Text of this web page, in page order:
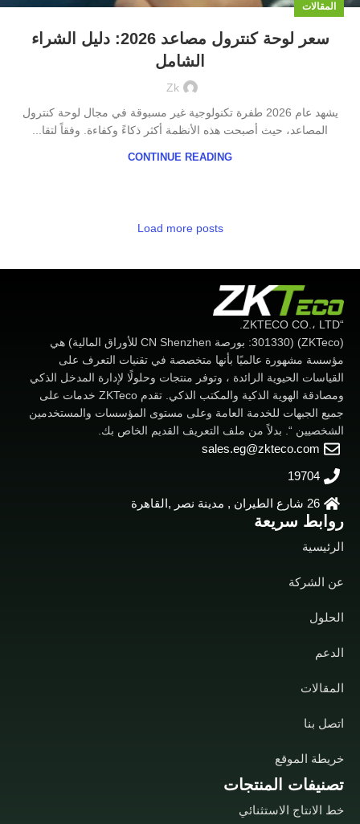
المقالات
سعر لوحة كنترول مصاعد 2026: دليل الشراء
الشامل
Zk
يشهد عام 2026 طفرة تكنولوجية غير مسبوقة في مجال لوحة كنترول
المصاعد، حيث أصبحت هذه الأنظمة أكثر ذكاءً وكفاءة. وفقاً لتقا...
CONTINUE READING
Load more posts
تصنيفات المنتجات
خط الانتاج الاستثنائي
روابط سريعة
الرئيسية
عن الشركة
الحلول
الدعم
المقالات
اتصل بنا
خريطة الموقع
“ZKTECO CO.، LTD.
(ZKTeco) (301330: بورصة CN Shenzhen للأوراق المالية) هي
مؤسسة مشهورة عالميًا بأنها متخصصة في تقنيات التعرف على
القياسات الحيوية الرائدة ، وتوفر منتجات وحلولًا لإدارة المدخل الذكي
ومصادقة الهوية الذكية والمكتب الذكي. تقدم ZKTeco خدمات على
جميع الجبهات للخدمة العامة وعلى مستوى المؤسسات والمستخدمين
الشخصيين “. بدلاً من ملف التعريف القديم الخاص بك.
sales.eg@zkteco.com
19704
26 شارع الطيران , مدينة نصر ,القاهرة